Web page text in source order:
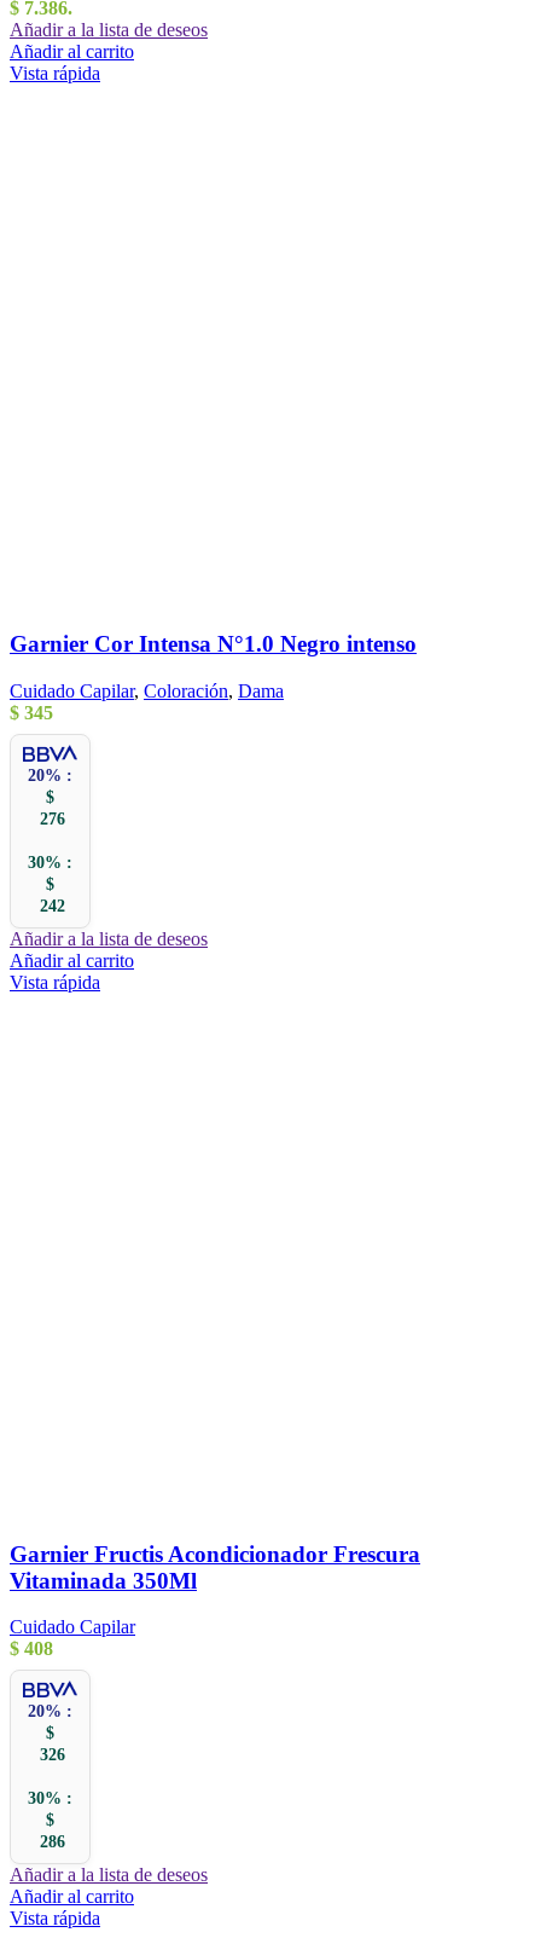
$ 7.386.
Añadir a la lista de deseos
Añadir al carrito
Vista rápida
Garnier Cor Intensa N°1.0 Negro intenso
Cuidado Capilar, Coloración, Dama
$ 345
20% :
$
276
30% :
$
242
Añadir a la lista de deseos
Añadir al carrito
Vista rápida
Garnier Fructis Acondicionador Frescura
Vitaminada 350Ml
Cuidado Capilar
$ 408
20% :
$
326
30% :
$
286
Añadir a la lista de deseos
Añadir al carrito
Vista rápida